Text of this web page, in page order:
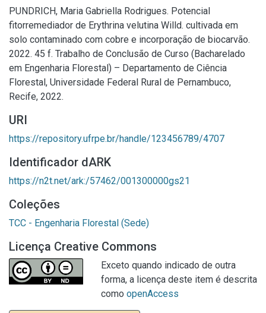
PUNDRICH, Maria Gabriella Rodrigues. Potencial
fitorremediador de Erythrina velutina Willd. cultivada em
solo contaminado com cobre e incorporação de biocarvão.
2022. 45 f. Trabalho de Conclusão de Curso (Bacharelado
em Engenharia Florestal) – Departamento de Ciência
Florestal, Universidade Federal Rural de Pernambuco,
Recife, 2022.
URI
https://repository.ufrpe.br/handle/123456789/4707
Identificador dARK
https://n2t.net/ark:/57462/001300000gs21
Coleções
TCC - Engenharia Florestal (Sede)
Licença Creative Commons
Exceto quando indicado de outra
forma, a licença deste item é descrita
como openAccess